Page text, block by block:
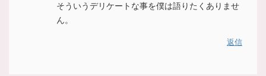
そういうデリケートな事を僕は語りたくありませ
ん。
返信